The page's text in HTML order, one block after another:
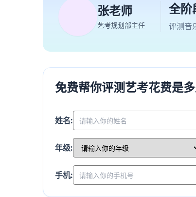
张老师
艺考规划部主任
全阶
评测音
免费帮你评测艺考花费是
姓名:
年级:
手机: